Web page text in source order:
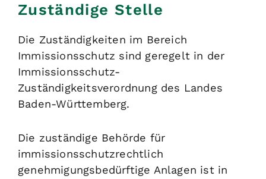
Zuständige Stelle
Die Zuständigkeiten im Bereich
Immissionsschutz sind geregelt in der
Immissionsschutz-
Zuständigkeitsverordnung des Landes
Baden-Württemberg.
Die zuständige Behörde für
immissionsschutzrechtlich
genehmigungsbedürftige Anlagen ist in